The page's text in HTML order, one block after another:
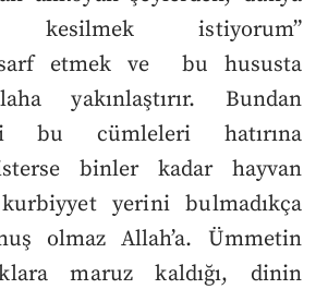
kesilmek istiyorum”
etmek ve bu hususta
yakınlaştırır. Bundan
bu cümleleri hatırına
binler kadar hayvan
yerini bulmadıkça
olmaz Allah’a.
Ümmetin
maruz kaldığı, dinin